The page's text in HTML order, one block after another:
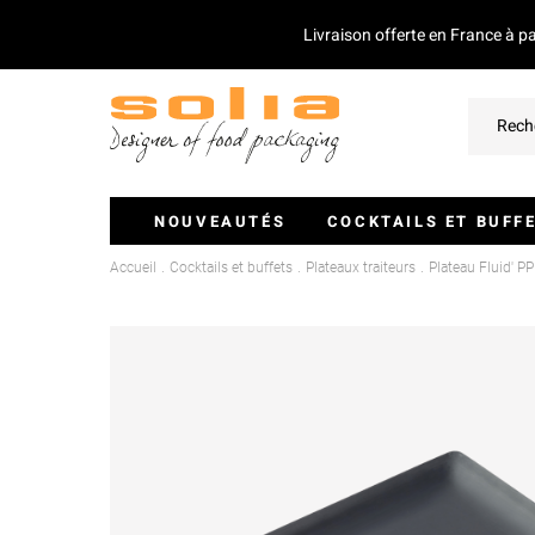
Livraison offerte en France à
NOUVEAUTÉS COCKTAILS ET
Verrines Et Monoportions
Piques Et Mini Couverts
Accueil Cocktails et buffets Plateaux traiteurs Plateau Fluid'